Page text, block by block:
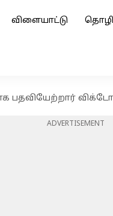
விளையாட்டு
ADVERTISEMENT